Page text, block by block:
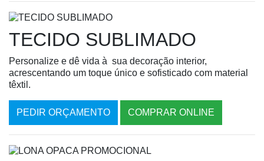
TECIDO SUBLIMADO
Personalize e dê vida à sua decoração interior,
acrescentando um toque único e sofisticado com material
têxtil.
PEDIR ORÇAMENTO COMPRAR ONLINE